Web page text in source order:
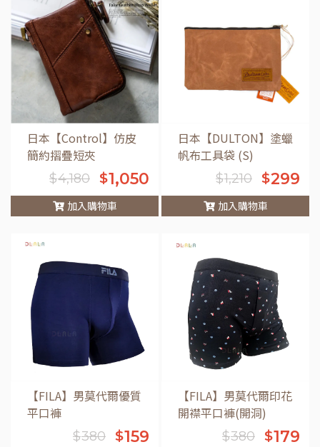
日本【Control】仿皮
簡約摺疊短夾
$4,180 $1,050
加入購物車
日本【DULTON】塗蠟
帆布工具袋 (S)
$1,210 $299
加入購物車
【FILA】男莫代爾優質
平口褲
$380 $159
【FILA】男莫代爾印花
開襟平口褲(開洞)
$380 $179